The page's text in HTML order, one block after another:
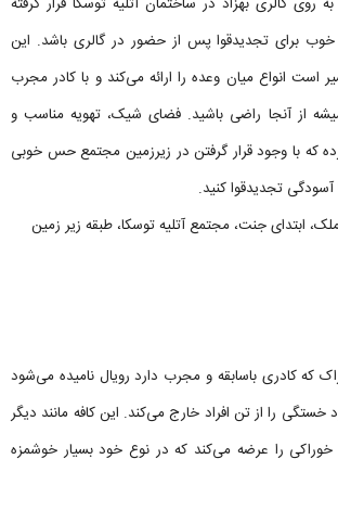
خوب برای تجدیدقوا پس از حضور در گالری باشد. این
است انواع میان وعده را ارائه می‌کند و با کادر مجرب
از آنجا راضی باشید. فضای شیک، تهویه مناسب و
که با وجود قرار گرفتن در زیرزمین مجتمع حس خوبی
آسودگی تجدیدقوا کنید.
ابتدای جنت، مجتمع آتلیه توسکا، طبقه زیر زمین
که کادری باسابقه و مجرب دارد رویال نامیده می‌شود
را از تن افراد خارج می‌کند. این کافه مانند دیگر
خوراکی را عرضه می‌کند که در نوع خود بسیار خوشمزه